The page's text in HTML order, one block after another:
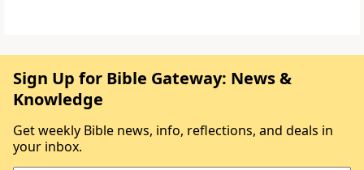
Sign Up for Bible Gateway: News &
Knowledge
Get weekly Bible news, info, reflections, and deals in
your inbox.